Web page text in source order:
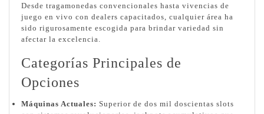
Desde tragamonedas convencionales hasta vivencias de
juego en vivo con dealers capacitados, cualquier área ha
sido rigurosamente escogida para brindar variedad sin
afectar la excelencia.
Categorías Principales de
Opciones
Máquinas Actuales: Superior de dos mil doscientas slots